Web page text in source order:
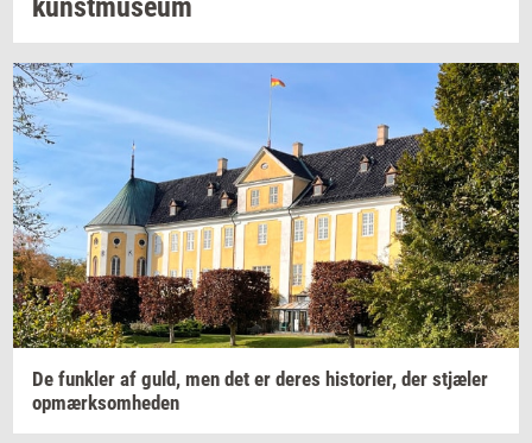
kunst­mu­se­um
De funk­ler af guld, men det er deres hi­sto­ri­er, der stjæ­ler
op­mærk­som­he­den